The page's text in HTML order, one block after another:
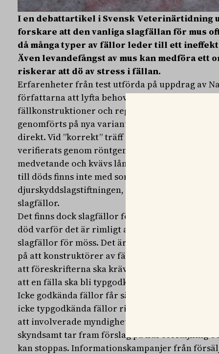
I en debattartikel i Svensk Veterinärtidning
forskare att den vanliga slagfällan för mus
då många typer av fällor leder till ett
Även levandefångst av mus kan medföra ett
riskerar att dö av stress i fällan.
Erfarenheter från test utförda på uppdrag av
författarna att lyfta behov och förslag om
fällkonstruktioner och regelverket runt
genomförts på nya varianter av slagfällor visar
direkt. Vid ”korrekt” träff på nacken bryts
verifierats genom röntgen och obduktion.
medvetande och kvävs långsamt till döds. Att
till döds finns inte med som tillåten metod för
djurskyddslagstiftningen, något som alltså
slagfällor.
Det finns dock slagfällor för smågnagare som
död varför det är rimligt att ställa krav på
slagfällor för möss. Det är också rimligt, menar
på att konstruktörer av fällor ska utveckla
att föreskrifterna ska kräva att 100 procent av
att en fälla ska bli typgodkänd.
Icke godkända fällor får säljas men inte
icke typgodkända fällor riskerar att leda till
att involverade myndigheter, såsom
skyndsamt tar fram förslag på hur försäljning
kan stoppas. Informationskampanjer från